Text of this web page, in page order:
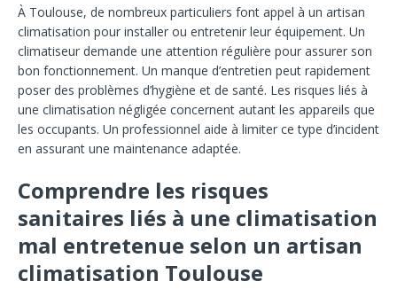
À Toulouse, de nombreux particuliers font appel à un artisan
climatisation pour installer ou entretenir leur équipement. Un
climatiseur demande une attention régulière pour assurer son
bon fonctionnement. Un manque d’entretien peut rapidement
poser des problèmes d’hygiène et de santé. Les risques liés à
une climatisation négligée concernent autant les appareils que
les occupants. Un professionnel aide à limiter ce type d’incident
en assurant une maintenance adaptée.
Comprendre les risques
sanitaires liés à une climatisation
mal entretenue selon un artisan
climatisation Toulouse